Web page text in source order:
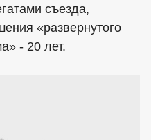
съезда,
«развернутого
- 20 лет.